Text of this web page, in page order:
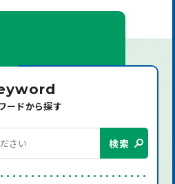
ードから探す
検索